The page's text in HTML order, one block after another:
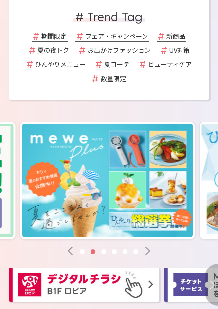
# Trend Tag
期間限定 フェア・キャンペーン
新商品
夏の夜トク
お出かけファッション
UV対策
ひんやりメニュー
夏コーデ
ビューティケア
数量限定